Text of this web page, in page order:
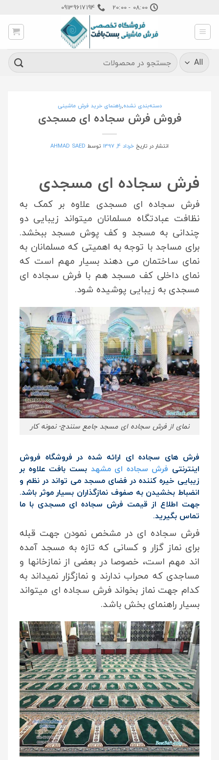
content
08:00 - 20:00
09139617194
جستجو
برای:
دسته‌بندی نشده,راهنمای خرید فرش ماشینی
فروش فرش سجاده ای مسجدی
انتشار در تاریخ خرداد 4, 1397 توسط AHMAD SAED
فرش سجاده ای مسجدی
فرش سجاده ای مسجدی علاوه بر کمک به
نظافت عبادتگاه مسلمانان میتواند زیبایی دو
چندانی به مسجد و کف پوش مسجد ببخشد.
برای مساجد با توجه به اهمیتی که مسلمانان به
نمای ساختمان می دهند بسیار مهم است که
نمای داخلی کف مسجد هم با فرش سجاده ای
مسجدی به زیبایی پوشیده شود.
نمای از فرش سجاده ای مسجد جامع سنندج- نمونه کار
فرش های سجاده ای ارائه شده در فروشگاه فروش
اینترنتی فرش سجاده ای مشهد بست بافت علاوه بر
زیبایی خیره کننده در فضای مسجد می تواند در نظم و
انضباط بخشیدن به صفوف نمازگذاران بسیار موثر باشد.
جهت اطلاع از قیمت فرش سجاده ای مسجدی با ما
تماس بگیرید.
فرش سجاده ای در مشخص نمودن جهت قبله
برای نماز گزار و کسانی که تازه به مسجد آمده
اند مهم است، خصوصا در بعضی از نمازخانها و
مساجدی که محراب ندارند و نمازگزار نمیداند به
کدام جهت نماز بخواند فرش سجاده ای میتواند
بسیار راهنمای بخش باشد.